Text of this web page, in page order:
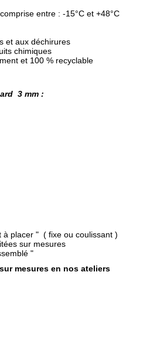
entre : -15°C et +48°C
et aux déchirures
chimiques
et 100 % recyclable
3 mm :
à placer " ( fixe ou coulissant )
sur mesures
"
mesures en nos ateliers